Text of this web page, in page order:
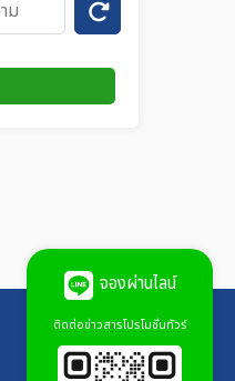
จองผ่านไลน์
ติดต่อข่าวสารโปรโมชั่นทัวร์